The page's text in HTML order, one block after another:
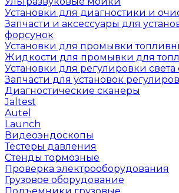
Установки для диагностики и
Запчасти и аксессуары для
форсунок
Установки для промывки
Жидкости для промывки для
Установки для регулировки света
Запчасти для установок
Диагностические сканеры
Jaltest
Autel
Launch
Видеоэндоскопы
Тестеры давления
Стенды тормозные
Проверка электрооборудования
Грузовое оборудование